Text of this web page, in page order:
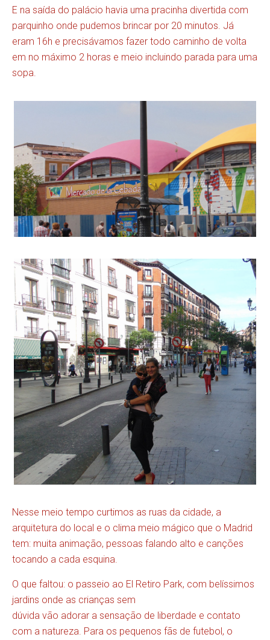
E na saída do palácio havia uma pracinha divertida com
parquinho onde pudemos brincar por 20 minutos. Já
eram 16h e precisávamos fazer todo caminho de volta
em no máximo 2 horas e meio incluindo parada para uma
sopa.
Nesse meio tempo curtimos as ruas da cidade, a
arquitetura do local e o clima meio mágico que o Madrid
tem: muita animação, pessoas falando alto e canções
tocando a cada esquina.
O que faltou: o passeio ao El Retiro Park, com belíssimos
jardins onde as crianças sem
dúvida vão adorar a sensação de liberdade e contato
com a natureza. Para os pequenos fãs de futebol, o